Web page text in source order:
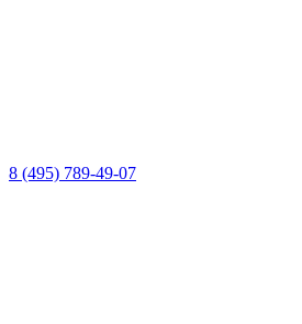
8 (495) 789-49-07